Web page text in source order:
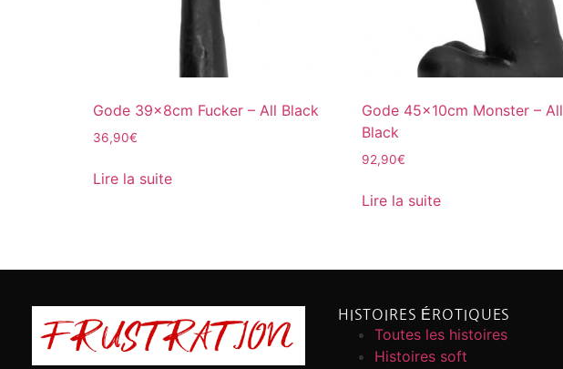
Gode 39x8cm Fucker – All Black
36,90€
Lire la suite
Gode 45x10cm Monster – All
Black
92,90€
Lire la suite
HISTOIRES ÉROTIQUES
Toutes les histoires
Histoires soft